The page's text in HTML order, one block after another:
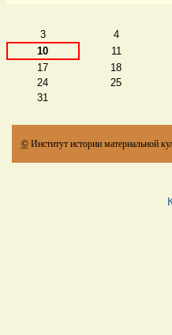
3 4
10
11
17
18
24
25
31
© Институт истории материальной